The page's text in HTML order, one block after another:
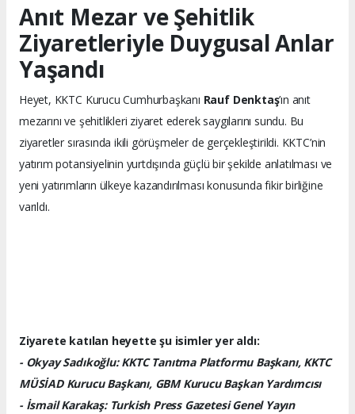
Anıt Mezar ve Şehitlik
Ziyaretleriyle Duygusal Anlar
Yaşandı
Heyet, KKTC Kurucu Cumhurbaşkanı Rauf Denktaş’ın anıt
mezarını ve şehitlikleri ziyaret ederek saygılarını sundu. Bu
ziyaretler sırasında ikili görüşmeler de gerçekleştirildi. KKTC’nin
yatırım potansiyelinin yurtdışında güçlü bir şekilde anlatılması ve
yeni yatırımların ülkeye kazandırılması konusunda fikir birliğine
varıldı.
Ziyarete katılan heyette şu isimler yer aldı:
- Okyay Sadıkoğlu: KKTC Tanıtma Platformu Başkanı, KKTC
MÜSİAD Kurucu Başkanı, GBM Kurucu Başkan Yardımcısı
- İsmail Karakaş: Turkish Press Gazetesi Genel Yayın